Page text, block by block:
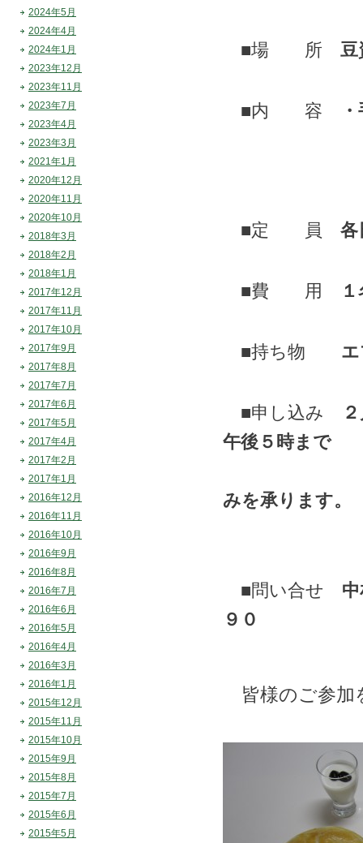
■場 所
■内 容
■定 員
■費 用
■持ち物
■申し込み
午後５時まで
みを承ります。
■問い合せ
９０
皆様のご参加
2024年5月
2024年4月
2024年1月
2023年12月
2023年11月
2023年7月
2023年4月
2023年3月
2021年1月
2020年12月
2020年11月
2020年10月
2018年3月
2018年2月
2018年1月
2017年12月
2017年11月
2017年10月
2017年9月
2017年8月
2017年7月
2017年6月
2017年5月
2017年4月
2017年2月
2017年1月
2016年12月
2016年11月
2016年10月
2016年9月
2016年8月
2016年7月
2016年6月
2016年5月
2016年4月
2016年3月
2016年1月
2015年12月
2015年11月
2015年10月
2015年9月
2015年8月
2015年7月
2015年6月
2015年5月